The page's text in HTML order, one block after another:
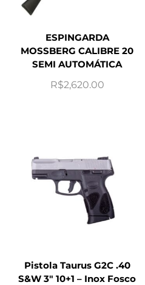
ESPINGARDA
MOSSBERG CALIBRE 20
SEMI AUTOMÁTICA
R$2,620.00
Pistola Taurus G2C .40
S&W 3″ 10+1 – Inox Fosco